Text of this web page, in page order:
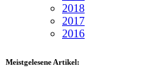
2018
2017
2016
Meistgelesene Artikel: